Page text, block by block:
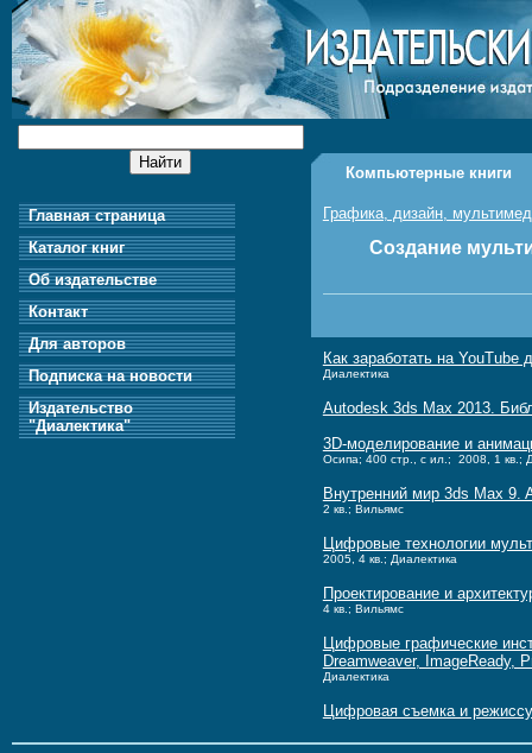
Главная страница
Каталог книг
Об издательстве
Контакт
Для авторов
Подписка на новости
Издательство
"Диалектика"
Компьютерные книги
Графика, дизайн,
Создание
Как заработать на YouTube
Диалектика
Autodesk 3ds Max 2013.
3D-моделирование и
Осипа; 400 стр., с ил.; 2008, 1 кв.;
Внутренний мир 3ds Max 9.
2 кв.; Вильямс
Цифровые технологии
2005, 4 кв.; Диалектика
Проектирование и
4 кв.; Вильямс
Цифровые графические
Dreamweaver, ImageReady,
Диалектика
Цифровая съемка и